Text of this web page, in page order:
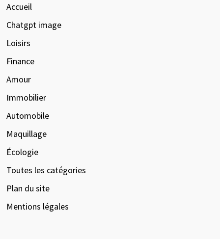
Accueil
Chatgpt image
Loisirs
Finance
Amour
Immobilier
Automobile
Maquillage
Écologie
Toutes les catégories
Plan du site
Mentions légales